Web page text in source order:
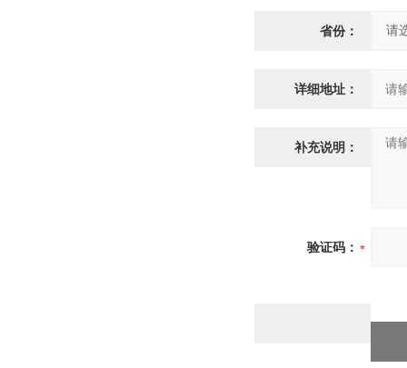
省份：
详细地址：
补充说明：
验证码：